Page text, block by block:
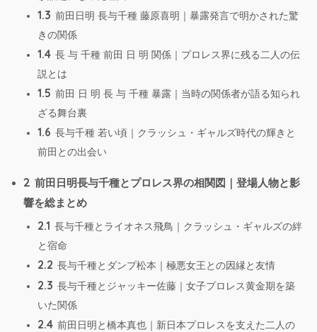
1.3 前田日明 長与千種 藤原喜明｜暴露発言で明かされた驚
きの関係
1.4 長 与 千種 前田 日 明 関係｜プロレス界に残る二人の伝
説とは
1.5 前田 日 明 長 与 千種 暴露｜当時の関係者が語る知られ
ざる舞台裏
1.6 長与千種 若い頃｜クラッシュ・ギャルズ時代の輝きと
前田との出会い
2 前田日明長与千種とプロレス界の相関図｜登場人物と影
響を総まとめ
2.1 長与千種とライオネス飛鳥｜クラッシュ・ギャルズの絆
と宿命
2.2 長与千種とダンプ松本｜極悪女王との因縁と友情
2.3 長与千種とジャッキー佐藤｜女子プロレス黄金期を築
いた関係
2.4 前田日明と橋本真也｜新日本プロレスを支えた二人の